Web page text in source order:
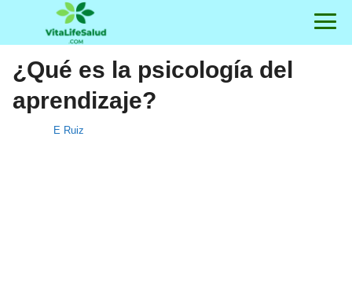
¿Qué es la psicología del
aprendizaje?
E Ruiz